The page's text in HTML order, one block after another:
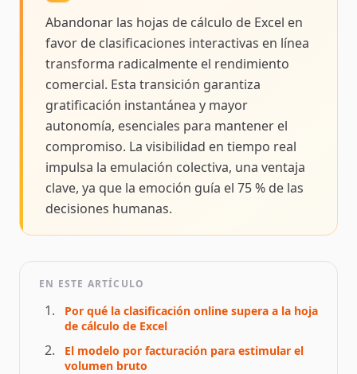
Abandonar las hojas de cálculo de Excel en
favor de clasificaciones interactivas en línea
transforma radicalmente el rendimiento
comercial. Esta transición garantiza
gratificación instantánea y mayor
autonomía, esenciales para mantener el
compromiso. La visibilidad en tiempo real
impulsa la emulación colectiva, una ventaja
clave, ya que la emoción guía el 75 % de las
decisiones humanas.
EN ESTE ARTÍCULO
Por qué la clasificación online supera a la hoja
de cálculo de Excel
El modelo por facturación para estimular el
volumen bruto